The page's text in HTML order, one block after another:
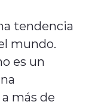
tendencia
mundo.
es un
más de